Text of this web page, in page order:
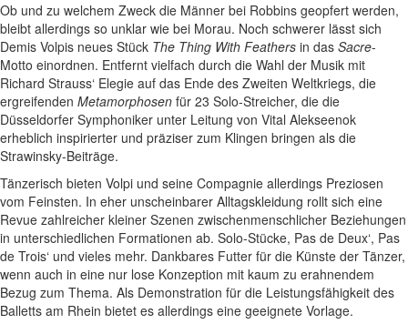
Ob und zu welchem Zweck die Männer bei Robbins geopfert werden,
bleibt allerdings so unklar wie bei Morau. Noch schwerer lässt sich
Demis Volpis neues Stück The Thing With Feathers in das Sacre-
Motto einordnen. Entfernt vielfach durch die Wahl der Musik mit
Richard Strauss‘ Elegie auf das Ende des Zweiten Weltkriegs, die
ergreifenden Metamorphosen für 23 Solo-Streicher, die die
Düsseldorfer Symphoniker unter Leitung von Vital Alekseenok
erheblich inspirierter und präziser zum Klingen bringen als die
Strawinsky-Beiträge.
Tänzerisch bieten Volpi und seine Compagnie allerdings Preziosen
vom Feinsten. In eher unscheinbarer Alltagskleidung rollt sich eine
Revue zahlreicher kleiner Szenen zwischenmenschlicher Beziehungen
in unterschiedlichen Formationen ab. Solo-Stücke, Pas de Deux‘, Pas
de Trois‘ und vieles mehr. Dankbares Futter für die Künste der Tänzer,
wenn auch in eine nur lose Konzeption mit kaum zu erahnendem
Bezug zum Thema. Als Demonstration für die Leistungsfähigkeit des
Balletts am Rhein bietet es allerdings eine geeignete Vorlage.